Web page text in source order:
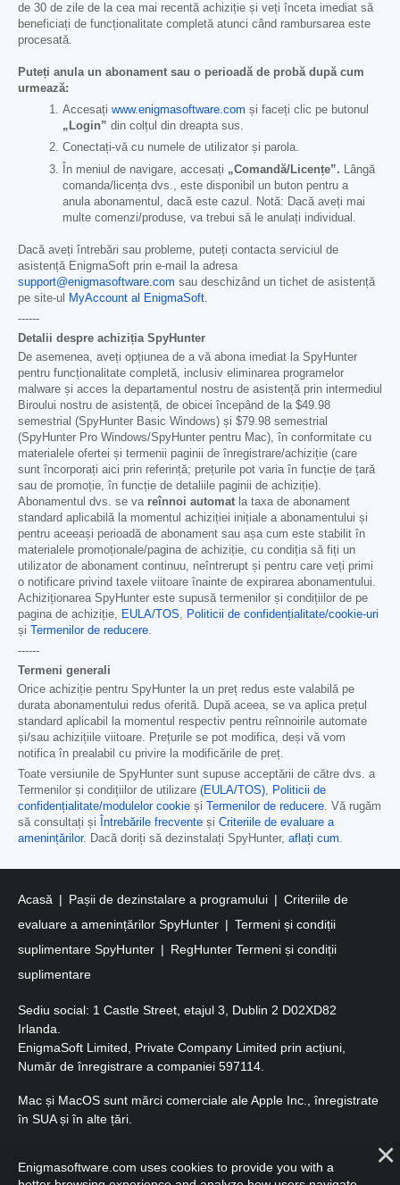
de 30 de zile de la cea mai recentă achiziție și veți înceta imediat să
beneficiați de funcționalitate completă atunci când rambursarea este
procesată.
Puteți anula un abonament sau o perioadă de probă după cum
urmează:
Accesați www.enigmasoftware.com și faceți clic pe butonul
„Login” din colțul din dreapta sus.
Conectați-vă cu numele de utilizator și parola.
În meniul de navigare, accesați „Comandă/Licențe”. Lângă
comanda/licența dvs., este disponibil un buton pentru a
anula abonamentul, dacă este cazul. Notă: Dacă aveți mai
multe comenzi/produse, va trebui să le anulați individual.
Dacă aveți întrebări sau probleme, puteți contacta serviciul de
asistență EnigmaSoft prin e-mail la adresa
support@enigmasoftware.com sau deschizând un tichet de asistență
pe site-ul
MyAccount al EnigmaSoft
------
Detalii despre achiziția SpyHunter
De asemenea, aveți opțiunea de a vă abona imediat la SpyHunter
pentru funcționalitate completă, inclusiv eliminarea programelor
malware și acces la departamentul nostru de asistență prin intermediul
Biroului nostru de asistență, de obicei începând de la $49.98
semestrial (SpyHunter Basic Windows) și $79.98 semestrial
(SpyHunter Pro Windows/SpyHunter pentru Mac), în conformitate cu
materialele ofertei și termenii paginii de înregistrare/achiziție (care
sunt încorporați aici prin referință; prețurile pot varia în funcție de țară
sau de promoție, în funcție de detaliile paginii de achiziție).
Abonamentul dvs. se va reînnoi automat la taxa de abonament
standard aplicabilă la momentul achiziției inițiale a abonamentului și
pentru aceeași perioadă de abonament sau așa cum este stabilit în
materialele promoționale/pagina de achiziție, cu condiția să fiți un
utilizator de abonament continuu, neîntrerupt și pentru care veți primi
o notificare privind taxele viitoare înainte de expirarea abonamentului.
Achiziționarea SpyHunter este supusă termenilor și condițiilor de pe
pagina de achiziție,
EULA/TOS
Politicii de confidențialitate/cookie-uri
și Termenilor de reducere
------
Termeni generali
Orice achiziție pentru SpyHunter la un preț redus este valabilă pe
durata abonamentului redus oferită. După aceea, se va aplica prețul
standard aplicabil la momentul respectiv pentru reînnoirile automate
și/sau achizițiile viitoare. Prețurile se pot modifica, deși vă vom
notifica în prealabil cu privire la modificările de preț.
Toate versiunile de SpyHunter sunt supuse acceptării de către dvs. a
Termenilor și condițiilor de utilizare (EULA/TOS)
Politicii de
confidențialitate/modulelor cookie și Termenilor de reducere . Vă rugăm
să consultați și
Întrebările frecvente și Criteriile de evaluare a
amenințărilor. Dacă doriți să dezinstalați SpyHunter, aflați cum
Acasă Pașii de dezinstalare a programului
Criteriile de
evaluare a amenințărilor SpyHunter
Termeni și condiții
suplimentare SpyHunter
RegHunter Termeni și condiții
suplimentare
Sediu social: 1 Castle Street, etajul 3, Dublin 2 D02XD82
Irlanda.
EnigmaSoft Limited, Private Company Limited prin acțiuni,
Număr de înregistrare a companiei 597114.
Mac și MacOS sunt mărci comerciale ale Apple Inc., înregistrate
în SUA și în alte țări.
rezervate.
Enigmasoftware.com uses cookies to provide you with a